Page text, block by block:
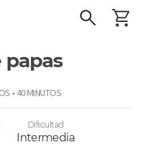
papas
• 40 MINUTOS
Dificultad
Intermedia